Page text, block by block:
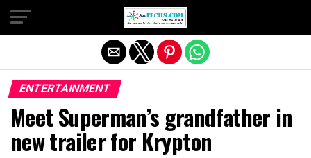
ENTERTAINMENT
Meet Superman’s grandfather in
new trailer for Krypton
Exit mobile version